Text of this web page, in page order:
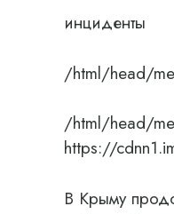
инциденты
/html/head/
/html/head/
https://
В Крыму